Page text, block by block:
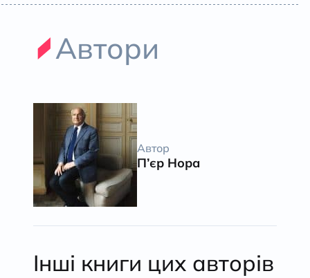
Автори
Автор
П’єр Нора
Інші книги цих авторів